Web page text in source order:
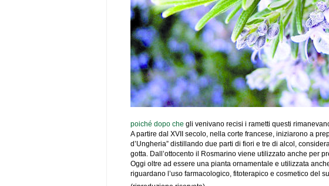
poiché dopo che gli venivano recisi i rametti questi
A partire dal XVII secolo, nella corte francese, iniziarono a
d’Ungheria” distillando due parti di fiori e tre di alcol,
gotta. Dall’ottocento il Rosmarino viene utilizzato anche per
Oggi oltre ad essere una pianta ornamentale e utilizzata
riguardano l’uso farmacologico, fitoterapico e cosmetico del